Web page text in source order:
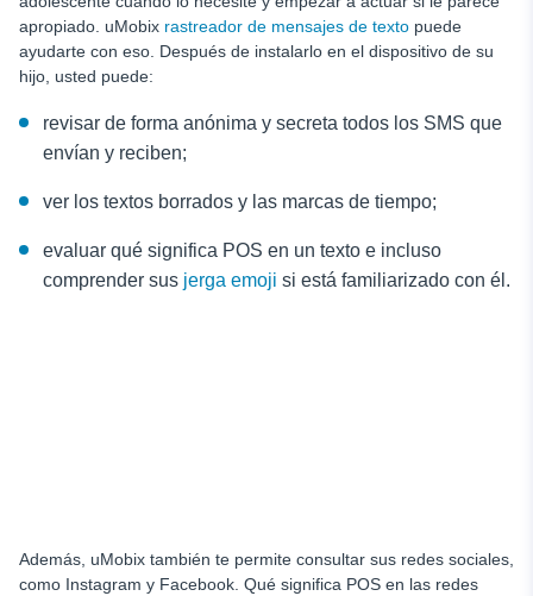
apropiado. uMobix rastreador de mensajes de texto puede
ayudarte con eso. Después de instalarlo en el dispositivo de su
hijo, usted puede:
revisar de forma anónima y secreta todos los SMS que
envían y reciben;
ver los textos borrados y las marcas de tiempo;
evaluar qué significa POS en un texto e incluso
comprender sus jerga emoji si está familiarizado con él.
Además, uMobix también te permite consultar sus redes sociales,
como Instagram y Facebook. Qué significa POS en las redes